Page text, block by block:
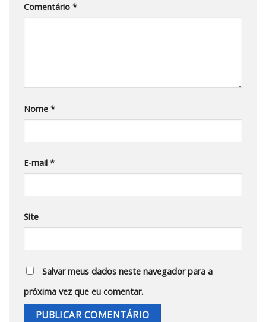
Comentário *
Nome *
E-mail *
Site
Salvar meus dados neste navegador para a
próxima vez que eu comentar.